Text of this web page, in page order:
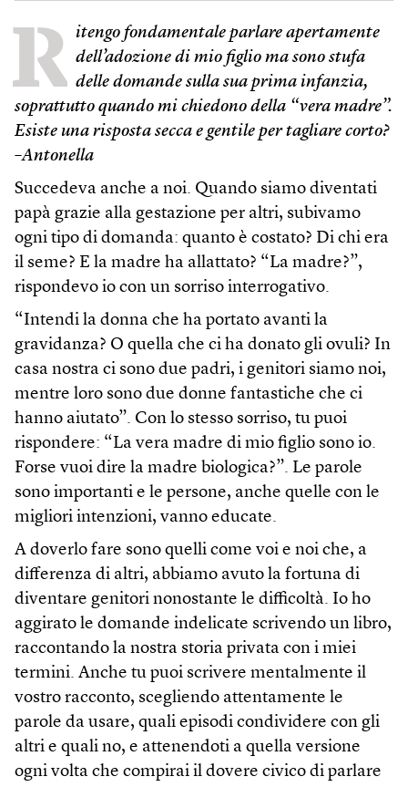
R itengo fondamentale parlare apertamente
dell’adozione di mio figlio ma sono stufa
delle domande sulla sua prima infanzia,
soprattutto quando mi chiedono della “vera madre”.
Esiste una risposta secca e gentile per tagliare corto?
–Antonella
Succedeva anche a noi. Quando siamo diventati
papà grazie alla gestazione per altri, subivamo
ogni tipo di domanda: quanto è costato? Di chi era
il seme? E la madre ha allattato? “La madre?”,
rispondevo io con un sorriso interrogativo.
“Intendi la donna che ha portato avanti la
gravidanza? O quella che ci ha donato gli ovuli? In
casa nostra ci sono due padri, i genitori siamo noi,
mentre loro sono due donne fantastiche che ci
hanno aiutato”. Con lo stesso sorriso, tu puoi
rispondere: “La vera madre di mio figlio sono io.
Forse vuoi dire la madre biologica?”. Le parole
sono importanti e le persone, anche quelle con le
migliori intenzioni, vanno educate.
A doverlo fare sono quelli come voi e noi che, a
differenza di altri, abbiamo avuto la fortuna di
diventare genitori nonostante le difficoltà. Io ho
aggirato le domande indelicate scrivendo un libro,
raccontando la nostra storia privata con i miei
termini. Anche tu puoi scrivere mentalmente il
vostro racconto, scegliendo attentamente le
parole da usare, quali episodi condividere con gli
altri e quali no, e attenendoti a quella versione
ogni volta che compirai il dovere civico di parlare